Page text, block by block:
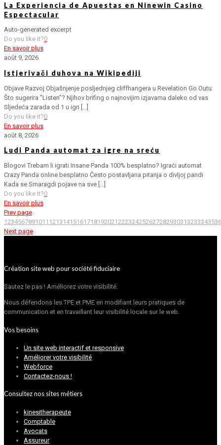
La Experiencia de Apuestas en Ninewin Casino
Espectacular
Auto-generated excerpt
Do you like it?0
En savoir plus
août 9, 2026
Istjerivači duhova na Wikipediji
Objave Razvoj Objašnjenje posljednjeg cliffhangera u Revelation Go Outu:
Što sugerira "Listen"? Njihov brifing o najnovijim izjavama daleko od vas
Sljedeća zarada od 1 u igri […]
Do you like it?0
En savoir plus
août 8, 2026
Ludi Panda automat za igre na sreću
Blogovi Trebam li igrati Insane Panda 100% besplatno? Igraći automat
Crazy Panda online besplatno Često postavljana pitanja o divljoj pandi
Kada se Smaragdi pojave na sve
Do you like it?0
En savoir plus
Prev page
1234567891011 12131415161718192021222324252627282930313233343536
Next page
Création site web pour société fiduciaire
Sautez le pas ! Améliorez votre visibilité.
Nous défendons les TPE et PME en modifiant leurs pratiques de
communication et en travaillant leur visibilité locale sur le web.
Vos besoins
Un site web interactif et responsive
Améliorer votre visibilité
Webforce
Contactez-nous !
Consultez nos sites métiers
kinesitherapeute
Comptable
Avocats
Assureur